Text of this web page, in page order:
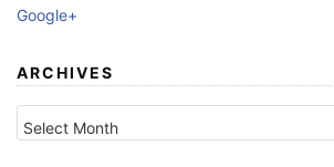
Google+
ARCHIVES
Archives